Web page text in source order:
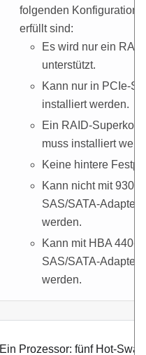
folgenden
erfüllt sind:
Es wird nur ein
unterstützt.
Kann nur in PCIe-
installiert werden.
Ein RAID-
muss installiert
Keine hintere
Kann nicht mit 930-
SAS/SATA-Adapter
werden.
Kann mit HBA 440-
SAS/SATA-Adapter
werden.
Ein Prozessor: fünf Hot-